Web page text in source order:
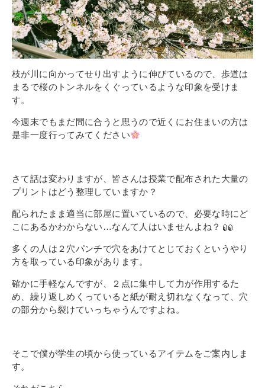
枝が川に向かってせり出すように伸びているので、歩道は
まるで桜のトンネルをくぐっているような印象を受けま
す。
今週末でもまだ間に合うと思うので近くにお住まいの方は
是非一度行ってみてください
さて話は変わりますが、皆さんは授業で配布された大量の
プリントはどう整理していますか？
配られたまま適当に部屋に置いているので、必要な時にど
こにあるかわからない…なんて人はいませんよね？
多くの人は２穴パンチで穴をあけてとじておくというやり
方を取っている印象があります。
確かに手軽なんですが、２点に集中して力が作用するた
め、繰り返しめくっていると紙が耐え切れなくなって、穴
の部分から裂けていっちゃうんですよね。
そこで僕が学生の頃から使っているアイテムをご案内しま
す。